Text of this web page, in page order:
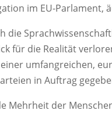
im EU-Parlament,
die
für die Realität
umfangreichen,
in Auftrag
Mehrheit der